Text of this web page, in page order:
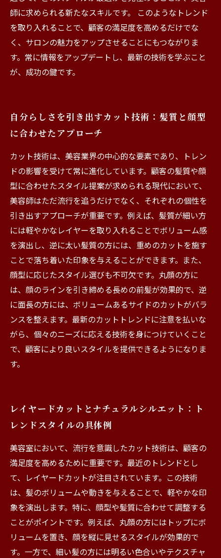
師に求められる新たなスキルです。 このようなトレンド
を取り入れることで、顧客の満足度を高めるだけでな
く、サロンの魅力をアップさせることにもつながりま
す。常に情報をアップデートし、最新の技術を学ぶこと
が、成功の鍵です。
自分らしさを引き出すカット技術：髪質と顔型
に合わせたアプローチ
カット技術は、美容業界の中心的な要素であり、トレン
ドの影響を受けて常に進化しています。顧客の髪質や顔
型に合わせたスタイル提案が求められる現代において、
美容師はただ流行を追うだけでなく、それぞれの個性を
引き出すアプローチが重要です。例えば、髪質が細い方
には軽やかなレイヤーを取り入れることでボリューム感
を演出し、逆に太い髪質の方には、重めのカットを施す
ことで落ち着いた印象を与えることができます。また、
顔型に応じたスタイル選びも不可欠です。丸顔の方に
は、顔のラインを引き締める長めの前髪が効果的で、逆
に面長の方には、ボリュームあるサイドのカットがバラ
ンスを整えます。最新のカットトレンドに注意を払いな
がら、個々のニーズに応える技術を身につけていくこと
で、顧客により良いスタイルを提供できるようになりま
す。
レイヤードカットとナチュラルシルエット：ト
レンドスタイルの具体例
美容室において、流行を意識したカット技術は、顧客の
満足度を高めるために重要です。最近のトレンドとし
て、レイヤードカットが注目されています。この技術
は、髪のボリュームや動きを与えることで、軽やかな印
象を演出します。特に、顔型や髪質に合わせて調整する
ことがポイントです。例えば、丸顔の方にはトップにボ
リュームを置き、顔を縦に見せるスタイルが効果的で
す。一方で、細い髪の方には明るい色合いやテクスチャ